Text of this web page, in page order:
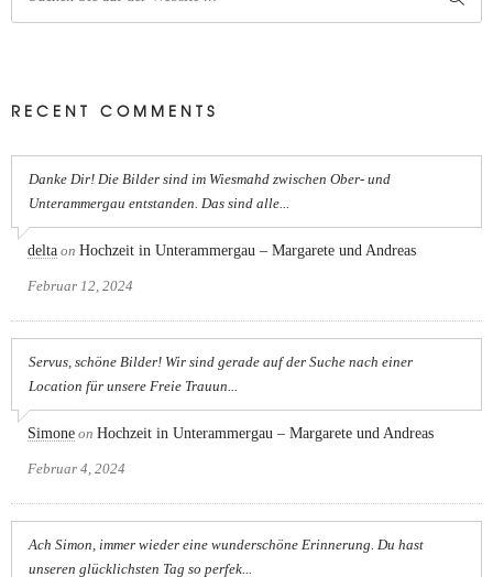
RECENT COMMENTS
Danke Dir! Die Bilder sind im Wiesmahd zwischen Ober- und
Unterammergau entstanden. Das sind alle...
delta on Hochzeit in Unterammergau – Margarete und Andreas
Februar 12, 2024
Servus, schöne Bilder! Wir sind gerade auf der Suche nach einer
Location für unsere Freie Trauun...
Simone on Hochzeit in Unterammergau – Margarete und Andreas
Februar 4, 2024
Ach Simon, immer wieder eine wunderschöne Erinnerung. Du hast
unseren glücklichsten Tag so perfek...